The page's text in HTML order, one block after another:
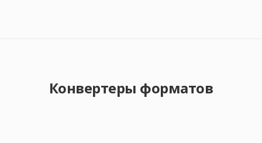
Конвертеры форматов